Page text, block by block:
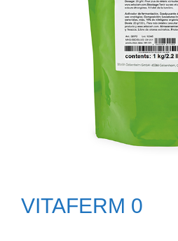
VITAFERM 0